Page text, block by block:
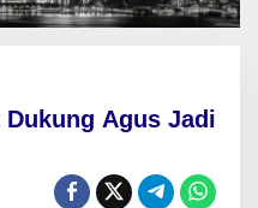
Dukung Agus Jadi